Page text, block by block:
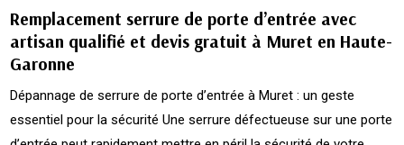
Remplacement serrure de porte d’entrée avec
artisan qualifié et devis gratuit à Muret en Haute-
Garonne
Dépannage de serrure de porte d’entrée à Muret : un geste
essentiel pour la sécurité Une serrure défectueuse sur une porte